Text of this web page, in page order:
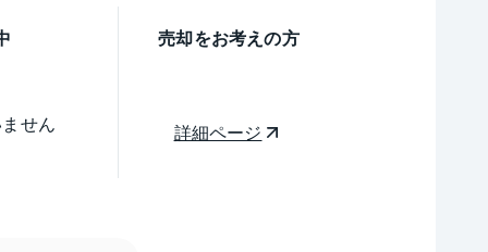
せん
売却をお考えの方
詳細ページ